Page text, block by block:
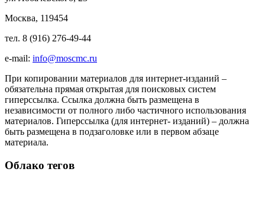
Москва, 119454
тел. 8 (916) 276-49-44
e-mail: info@moscmc.ru
При копировании материалов для интернет-изданий –
обязательна прямая открытая для поисковых систем
гиперссылка. Ссылка должна быть размещена в
независимости от полного либо частичного использования
материалов. Гиперссылка (для интернет- изданий) – должна
быть размещена в подзаголовке или в первом абзаце
материала.
Облако тегов